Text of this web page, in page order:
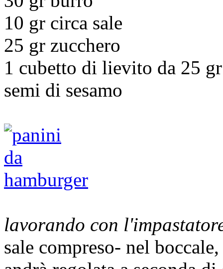
10 gr circa sale
25 gr zucchero
1 cubetto di lievito da 25 gr
semi di sesamo
lavorando con
sale compreso- nel